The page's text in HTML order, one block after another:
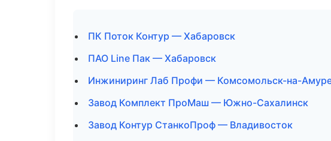
ПК Поток Контур — Хабаровск
ПАО Line Пак — Хабаровск
Инжиниринг Лаб Профи — Комсомольск-на-
Завод Комплект ПроМаш — Южно-Сахалинск
Завод Контур СтанкоПроф — Владивосток